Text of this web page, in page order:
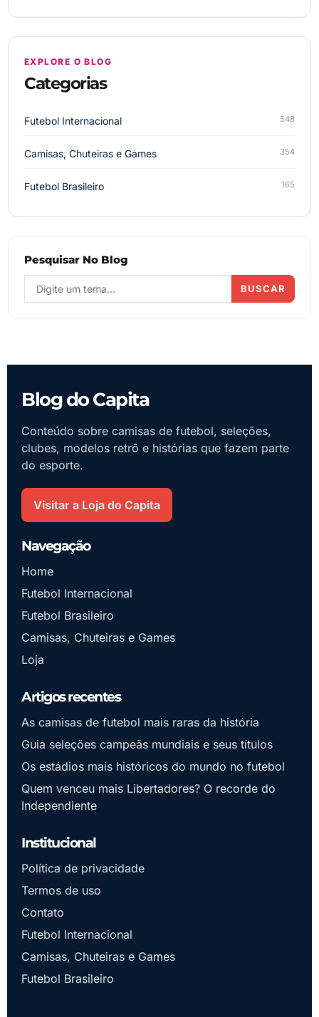
EXPLORE O BLOG
Categorias
Futebol Internacional 548
Camisas, Chuteiras e Games 354
Futebol Brasileiro 165
Pesquisar No Blog
BUSCAR
Blog do Capita
Conteúdo sobre camisas de futebol, seleções,
clubes, modelos retrô e histórias que fazem parte
do esporte.
Visitar a Loja do Capita
Navegação
Home
Futebol Internacional
Futebol Brasileiro
Camisas, Chuteiras e Games
Loja
Artigos recentes
As camisas de futebol mais raras da história
Guia seleções campeãs mundiais e seus títulos
Os estádios mais históricos do mundo no futebol
Quem venceu mais Libertadores? O recorde do
Independiente
Institucional
Política de privacidade
Termos de uso
Contato
Futebol Internacional
Camisas, Chuteiras e Games
Futebol Brasileiro